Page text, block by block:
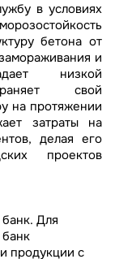
в условиях
бетона от
и
низкой
свой
на протяжении
затраты на
делая его
проектов
Для
продукции с